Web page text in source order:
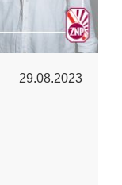
29.08.2023